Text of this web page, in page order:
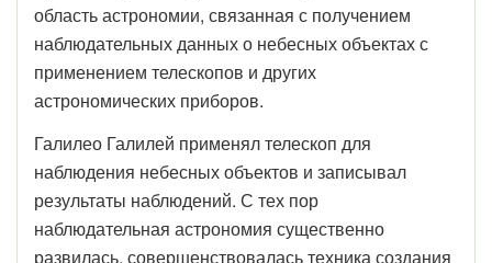
область астрономии, связанная с получением
наблюдательных данных о небесных объектах с
применением телескопов и других
астрономических приборов.
Галилео Галилей применял телескоп для
наблюдения небесных объектов и записывал
результаты наблюдений. С тех пор
наблюдательная астрономия существенно
развилась, совершенствовалась техника создания